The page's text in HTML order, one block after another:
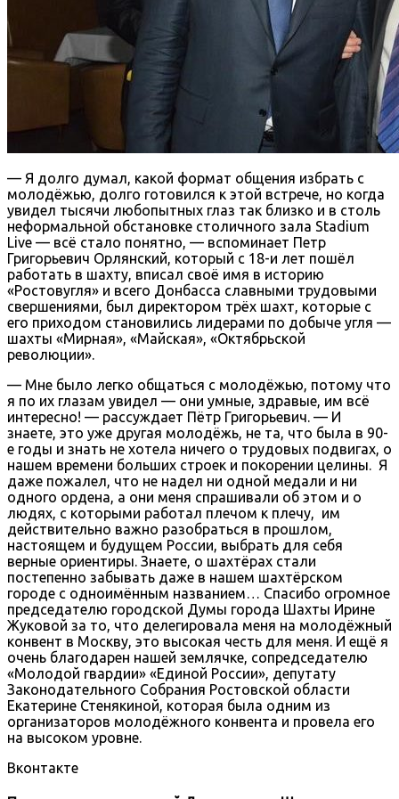
— Я долго думал, какой формат общения избрать с
молодёжью, долго готовился к этой встрече, но когда
увидел тысячи любопытных глаз так близко и в столь
неформальной обстановке столичного зала Stadium
Live — всё стало понятно, — вспоминает Петр
Григорьевич Орлянский, который с 18-и лет пошёл
работать в шахту, вписал своё имя в историю
«Ростовугля» и всего Донбасса славными трудовыми
свершениями, был директором трёх шахт, которые с
его приходом становились лидерами по добыче угля —
шахты «Мирная», «Майская», «Октябрьской
революции».
— Мне было легко общаться с молодёжью, потому что
я по их глазам увидел — они умные, здравые, им всё
интересно! — рассуждает Пётр Григорьевич. — И
знаете, это уже другая молодёжь, не та, что была в 90-
е годы и знать не хотела ничего о трудовых подвигах, о
нашем времени больших строек и покорении целины. Я
даже пожалел, что не надел ни одной медали и ни
одного ордена, а они меня спрашивали об этом и о
людях, с которыми работал плечом к плечу, им
действительно важно разобраться в прошлом,
настоящем и будущем России, выбрать для себя
верные ориентиры. Знаете, о шахтёрах стали
постепенно забывать даже в нашем шахтёрском
городе с одноимённым названием… Спасибо огромное
председателю городской Думы города Шахты Ирине
Жуковой за то, что делегировала меня на молодёжный
конвент в Москву, это высокая честь для меня. И ещё я
очень благодарен нашей землячке, сопредседателю
«Молодой гвардии» «Единой России», депутату
Законодательного Собрания Ростовской области
Екатерине Стенякиной, которая была одним из
организаторов молодёжного конвента и провела его
на высоком уровне.
Вконтакте